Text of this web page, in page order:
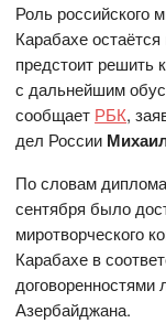
Роль российского
Карабахе
предстоит решить
с дальнейшим
сообщает РБК,
дел России
По словам
сентября было
миротворческого
Карабахе в
договоренностями
Азербайджана.